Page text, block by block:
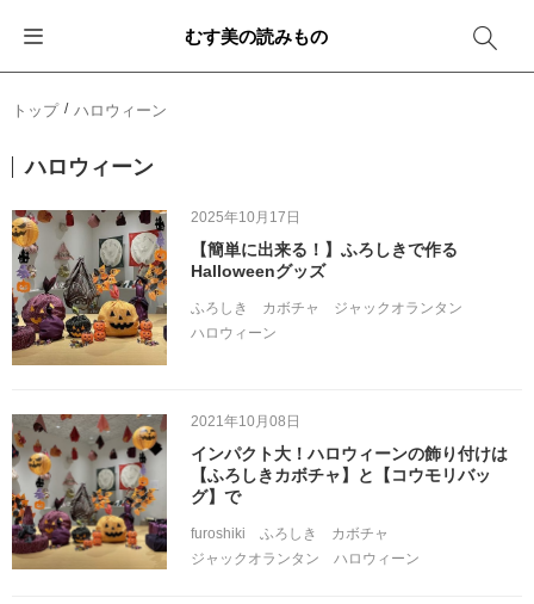
むす美の読みもの
トップ ハロウィーン
ハロウィーン
2025年10月17日
【簡単に出来る！】ふろしきで作る
Halloweenグッズ
ふろしき カボチャ
ジャックオランタン
ハロウィーン
2021年10月08日
インパクト大！ハロウィーンの飾り付けは
【ふろしきカボチャ】と【コウモリバッ
グ】で
furoshiki ふろしき
カボチャ
ジャックオランタン
ハロウィーン
イベント・キャンペーン
新商品
メディア情報
その他
エコバッグ
おしゃれコーデバッグ
収納にもなるバッグ
箱を包む
お酒を包む
一番人気「花包み」
簡単「バッグアレンジ」
ファッション
インテリア
アウトドア
雨の日
旅行
防災
卒業・入学
退職・異動
結婚
出産